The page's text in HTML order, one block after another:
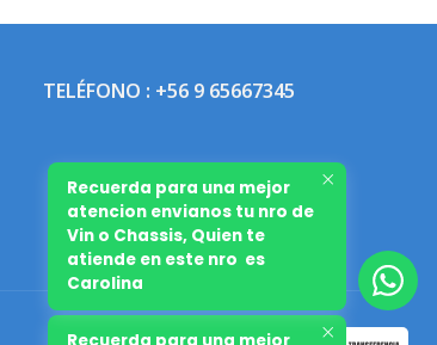
TELÉFONO : +56 9 65667345
Recuerda para una mejor
atencion envianos tu nro de
Vin o Chassis, Quien te
atiende en este nro es
Carolina